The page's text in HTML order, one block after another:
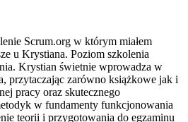
Scrum.org w którym miałem
u Krystiana. Poziom szkolenia
Krystian świetnie wprowadza w
przytaczając zarówno książkowe jak i
pracy oraz skutecznego
w fundamenty funkcjonowania
teorii i przygotowania do egzaminu